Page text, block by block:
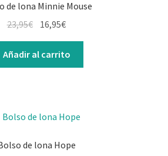
de lona Minnie Mouse
23,95€ 16,95€
Añadir al carrito
de lona Hope